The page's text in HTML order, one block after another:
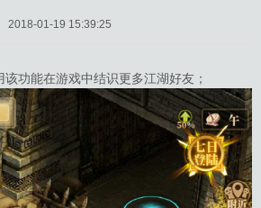
2018-01-19 15:39:25
功能在游戏中结识更多江湖好友；
下载 客服